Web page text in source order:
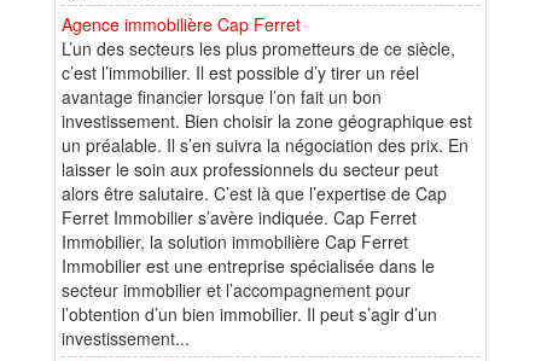
Agence immobilière Cap Ferret
L’un des secteurs les plus prometteurs de ce siècle,
c’est l’immobilier. Il est possible d’y tirer un réel
avantage financier lorsque l’on fait un bon
investissement. Bien choisir la zone géographique est
un préalable. Il s’en suivra la négociation des prix. En
laisser le soin aux professionnels du secteur peut
alors être salutaire. C’est là que l’expertise de Cap
Ferret Immobilier s’avère indiquée. Cap Ferret
Immobilier, la solution immobilière Cap Ferret
Immobilier est une entreprise spécialisée dans le
secteur immobilier et l’accompagnement pour
l’obtention d’un bien immobilier. Il peut s’agir d’un
investissement...